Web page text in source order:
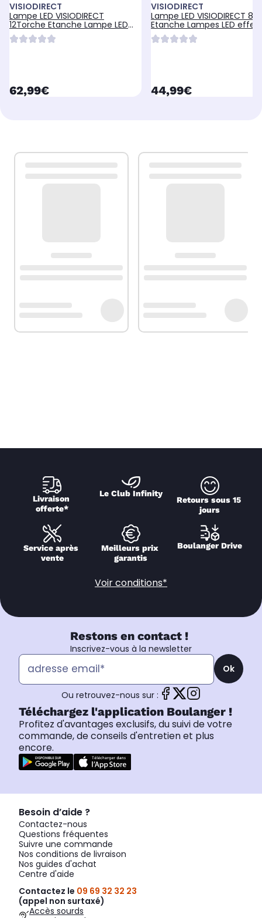
VISIODIRECT
Lampe LED VISIODIRECT
12Torche Etanche Lampe LED
effet Flammes
currentPrice
62,99€
VISIODIRECT
Lampe LED VISIODIRECT
Etanche Lampes LED effet
Flammes
currentPrice
44,99€
Livraison
offerte*
Le Club Infinity
Retours sous 15
jours
Service après
vente
Meilleurs prix
garantis
Boulanger Drive
Voir conditions*
Restons en contact !
Inscrivez-vous à la newsletter
Ok
Ou retrouvez-nous sur :
Téléchargez l'application Boulanger !
Profitez d'avantages exclusifs, du suivi de votre
commande, de conseils d'entretien et plus
encore.
Besoin d’aide ?
Contactez-nous
Questions fréquentes
Suivre une commande
Nos conditions de livraison
Nos guides d'achat
Centre d'aide
Contactez le 09 69 32 32 23
(appel non surtaxé)
Accès sourds